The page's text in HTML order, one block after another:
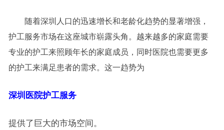
随着深圳人口的迅速增长和老龄化趋势的显著增强，
护工服务市场在这座城市崭露头角。越来越多的家庭需要
专业的护工来照顾年长的家庭成员，同时医院也需要更多
的护工来满足患者的需求。这一趋势为
深圳医院护工服务
提供了巨大的市场空间。